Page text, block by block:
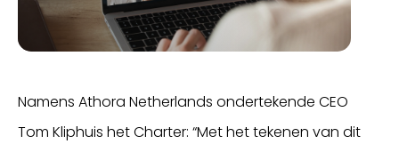
Namens Athora Netherlands ondertekende CEO
Tom Kliphuis het Charter: “Met het tekenen van dit